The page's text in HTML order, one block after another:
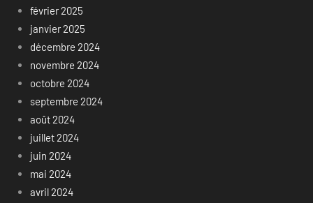
février 2025
janvier 2025
décembre 2024
novembre 2024
octobre 2024
septembre 2024
août 2024
juillet 2024
juin 2024
mai 2024
avril 2024